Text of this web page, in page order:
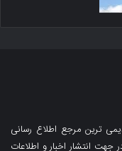
ترین مرجع اطلاع رسانی
زبان در قبرس فعالیت خود را از سال 2014 در جهت انتشار اخبار و اطلاعات